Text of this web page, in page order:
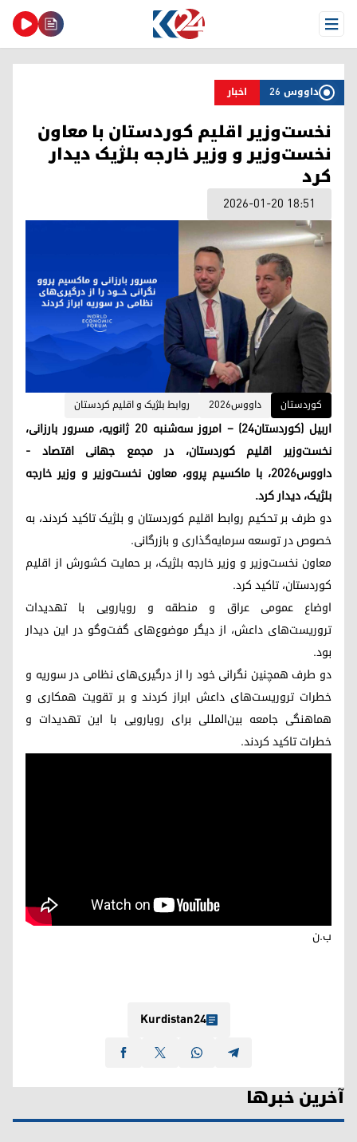
Open Menu
داووس 26 اخبار
نخست‌وزیر اقلیم کوردستان با معاون
نخست‌وزیر و وزیر خارجه بلژیک دیدار
کرد
2026-01-20 18:51
کوردستان داووس٢٠٢٦ روابط بلژیک و اقلیم کردستان
اربیل (کوردستان۲۴) – امروز سه‌شنبه ۲۰ ژانویه، مسرور بارزانی،
نخست‌وزیر اقلیم کوردستان، در مجمع جهانی اقتصاد -
داووس۲۰۲۶، با ماکسیم پروو، معاون نخست‌وزیر و وزیر خارجه
بلژیک، دیدار کرد.
دو طرف بر تحکیم روابط اقلیم کوردستان و بلژیک تاکید کردند، به
خصوص در توسعه سرمایه‌گذاری و بازرگانی.
معاون نخست‌وزیر و وزیر خارجه بلژیک، بر حمایت کشورش از اقلیم
کوردستان، تاکید کرد.
اوضاع عمومی عراق و منطقه و رویارویی با تهدیدات
تروریست‌های داعش، از دیگر موضوع‌های گفت‌وگو در این دیدار
بود.
دو طرف همچنین نگرانی خود را از درگیری‌های نظامی در سوریه و
خطرات تروریست‌های داعش ابراز کردند و بر تقویت همکاری و
هماهنگی جامعه بین‌المللی برای رویارویی با این تهدیدات و
خطرات تاکید کردند.
ب.ن
Kurdistan24
آخرین خبرها